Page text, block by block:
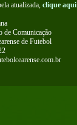
atualizada, clique aqui
de Comunicação
de Futebol